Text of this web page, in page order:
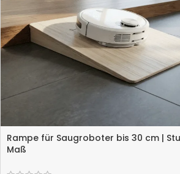
Rampe für Saugroboter bis 30 cm |
Maß